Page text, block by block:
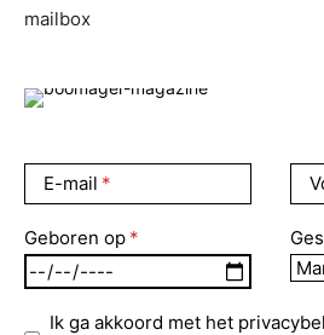
mailbox
E-mail
Geboren op
Ik ga akkoord met het